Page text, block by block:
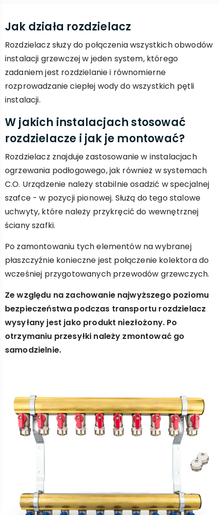
Jak działa rozdzielacz
Rozdzielacz służy do połączenia wszystkich obwodów
instalacji grzewczej w jeden system, którego
zadaniem jest rozdzielanie i równomierne
rozprowadzanie ciepłej wody do wszystkich pętli
instalacji.
W jakich instalacjach stosować
rozdzielacze i jak je montować?
Rozdzielacz znajduje zastosowanie w instalacjach
ogrzewania podłogowego, jak również w systemach
C.O. Urządzenie należy stabilnie osadzić w specjalnej
szafce - w pozycji pionowej. Służą do tego stalowe
uchwyty, które należy przykręcić do wewnętrznej
ściany szafki.
Po zamontowaniu tych elementów na wybranej
płaszczyźnie konieczne jest połączenie kolektora do
wcześniej przygotowanych przewodów grzewczych.
Ze względu na zachowanie najwyższego poziomu
bezpieczeństwa podczas transportu rozdzielacz
wysyłany jest jako produkt niezłożony. Po
otrzymaniu przesyłki należy zmontować go
samodzielnie.